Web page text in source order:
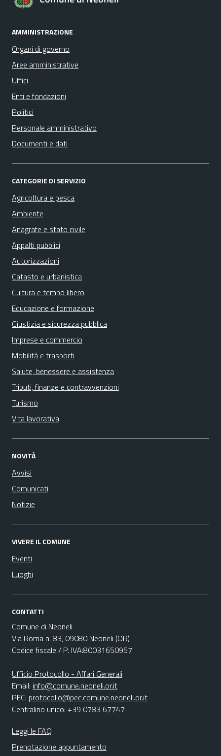
AMMINISTRAZIONE
Organi di governo
Aree amministrative
Uffici
Enti e fondazioni
Politici
Personale amministrativo
Documenti e dati
CATEGORIE DI SERVIZIO
Agricoltura e pesca
Ambiente
Anagrafe e stato civile
Appalti pubblici
Autorizzazioni
Catasto e urbanistica
Cultura e tempo libero
Educazione e formazione
Giustizia e sicurezza pubblica
Imprese e commercio
Mobilità e trasporti
Salute, benessere e assistenza
Tributi, finanze e contravvenzioni
Turismo
Vita lavorativa
NOVITÀ
Avvisi
Comunicati
Notizie
VIVERE IL COMUNE
Eventi
Luoghi
CONTATTI
Comune di Neoneli
Via Roma n. 83, 09080 Neoneli (OR)
Codice fiscale / P. IVA:80031650957
Ufficio Protocollo - Affari Generali
Email: info@comune.neoneli.or.it
PEC: protocollo@pec.comune.neoneli.or.it
Centralino unico: +39 0783 67747
Leggi le FAQ
Prenotazione appuntamento